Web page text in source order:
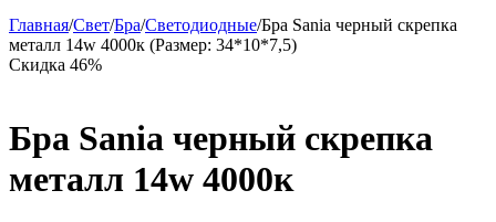
Главная/Свет/Бра/Светодиодные/Бра Sania черный скрепка
металл 14w 4000к (Размер: 34*10*7,5)
Скидка 46%
Бра Sania черный скрепка
металл 14w 4000к